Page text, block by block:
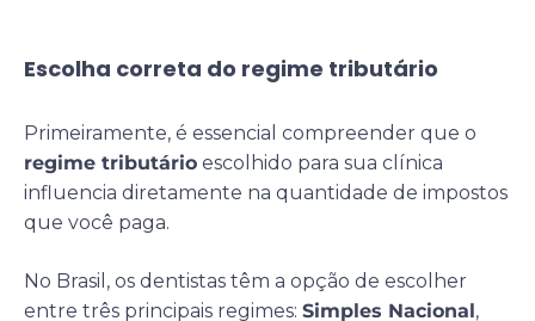
Escolha correta do regime tributário
Primeiramente, é essencial compreender que o
regime tributário escolhido para sua clínica
influencia diretamente na quantidade de impostos
que você paga.
No Brasil, os dentistas têm a opção de escolher
entre três principais regimes: Simples Nacional,